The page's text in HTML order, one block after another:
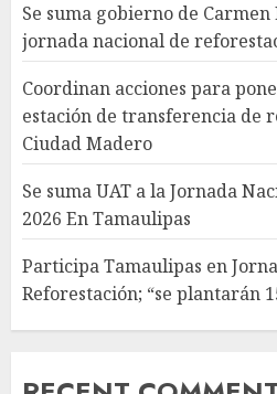
Se suma gobierno de
jornada nacional de
Coordinan acciones para
estación de transferencia de
Ciudad Madero
Se suma UAT a la Jornada
2026 En Tamaulipas
Participa Tamaulipas en
Reforestación; “se plantarán